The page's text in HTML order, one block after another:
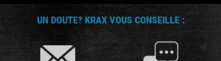
UN DOUTE? KRAX VOUS CONSEILLE :